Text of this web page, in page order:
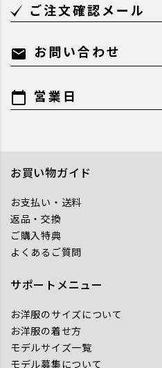
ご注文確認メール
mail お問い合わせ
calendar_today 営業日
お買い物ガイド
お支払い・送料
返品・交換
ご購入特典
よくあるご質問
サポートメニュー
お洋服のサイズについて
お洋服の着せ方
モデルサイズ一覧
モデル募集について